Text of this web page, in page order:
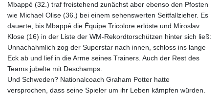
Mbappé (32.) traf freistehend zunächst aber ebenso den Pfosten
wie Michael Olise (36.) bei einem sehenswerten Seitfallzieher. Es
dauerte, bis Mbappé die Équipe Tricolore erlöste und Miroslav
Klose (16) in der Liste der WM-Rekordtorschützen hinter sich ließ:
Unnachahmlich zog der Superstar nach innen, schloss ins lange
Eck ab und lief in die Arme seines Trainers. Auch der Rest des
Teams jubelte mit Deschamps.
Und Schweden? Nationalcoach Graham Potter hatte
versprochen, dass seine Spieler um ihr Leben kämpfen würden.